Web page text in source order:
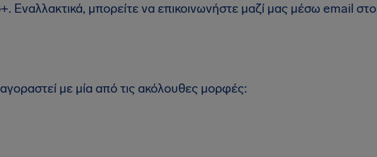
Εναλλακτικά, μπορείτε να επικοινωνήστε μαζί μας μέσω email στο
με μία από τις ακόλουθες μορφές: